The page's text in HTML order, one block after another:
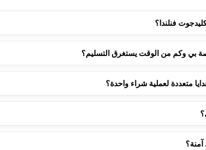
فنلندا؟
بي وكم من الوقت يستغرق التسليم؟
متعددة لعملية شراء واحدة؟